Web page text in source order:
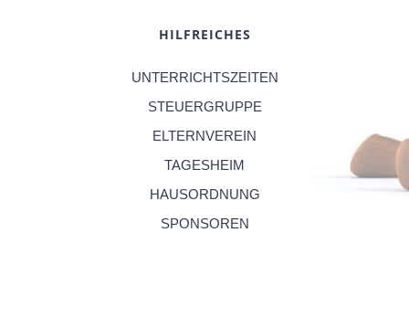
HILFREICHES
UNTERRICHTSZEITEN
STEUERGRUPPE
ELTERNVEREIN
TAGESHEIM
HAUSORDNUNG
SPONSOREN